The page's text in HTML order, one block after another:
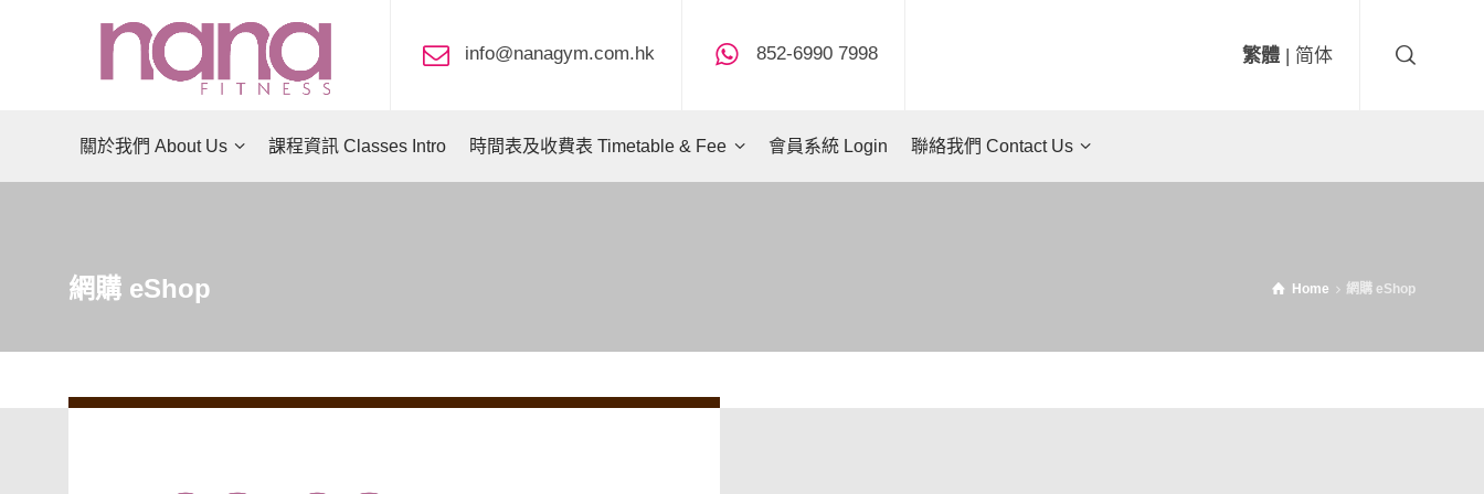
info@nanagym.com.hk 852-6990 7998 繁體 | 简体
關於我們 About Us 課程資訊 Classes Intro 時間表及收費表 Timetable & Fee 會員系統 Login 聯絡我們 Contact Us
網購 eShop Home 網購 eShop